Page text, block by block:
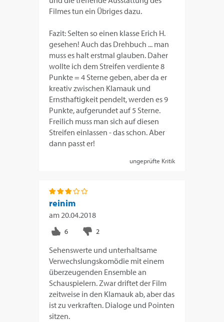
Filmes tun ein Übriges dazu.
Fazit: Selten so einen klasse Erich H.
gesehen! Auch das Drehbuch ... man
muss es halt erstmal glauben. Daher
wollte ich dem Streifen verdiente 8
Punkte = 4 Sterne geben, aber da er
kreativ zwischen Klamauk und
Ernsthaftigkeit pendelt, werden es 9
Punkte, aufgerundet auf 5 Sterne.
Freilich muss man sich auf diesen
Streifen einlassen - das schon. Aber
dann passt er!
ungeprüfte Kritik
reinim
am20.04.2018
Sehenswerte und unterhaltsame
Verwechslungskomödie mit einem
überzeugenden Ensemble an
Schauspielern. Zwar driftet der Film
zeitweise in den Klamauk ab, aber das
ist zu verkraften. Dialoge und Pointen
sitzen.